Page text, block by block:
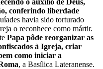
conferindo liberdade
havia sido torturado
o reconhece como mártir.
Papa pôde reorganizar as
à Igreja, criar
como iniciar a
, a Basílica Lateranense.